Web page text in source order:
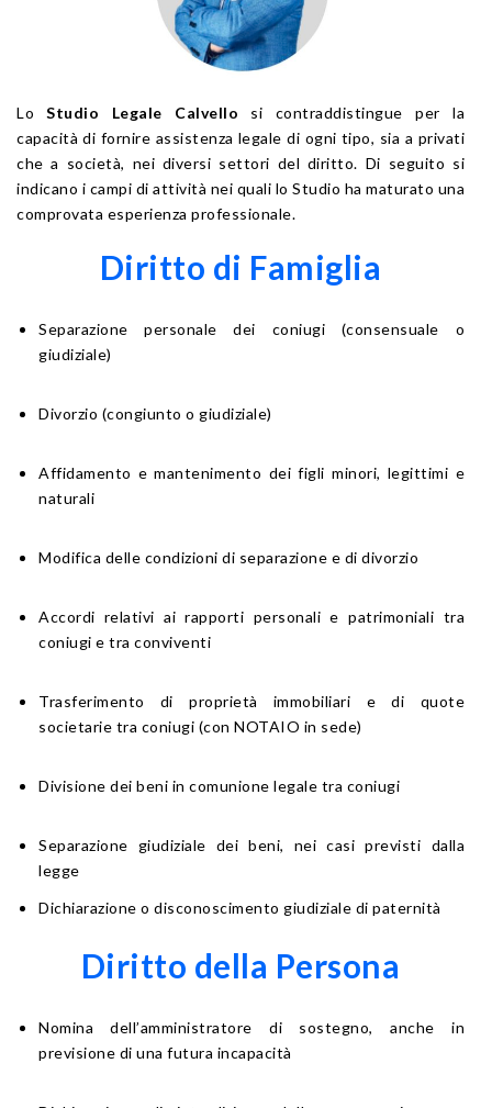
LoStudio Legale Calvello si contraddistingue per la
capacità di fornire assistenza legale di ogni tipo, sia a privati
che a società, nei diversi settori del diritto. Di seguito si
indicano i campi di attività nei quali lo Studio ha maturato una
comprovata esperienza professionale.
Diritto di Famiglia
Separazione personale dei coniugi (consensuale o
giudiziale)
Divorzio (congiunto o giudiziale)
Affidamento e mantenimento dei figli minori, legittimi e
naturali
Modifica delle condizioni di separazione e di divorzio
Accordi relativi ai rapporti personali e patrimoniali tra
coniugi e tra conviventi
Trasferimento di proprietà immobiliari e di quote
societarie tra coniugi (con NOTAIO in sede)
Divisione dei beni in comunione legale tra coniugi
Separazione giudiziale dei beni, nei casi previsti dalla
legge
Dichiarazione o disconoscimento giudiziale di paternità
Diritto della Persona
Nomina dell’amministratore di sostegno, anche in
previsione di una futura incapacità